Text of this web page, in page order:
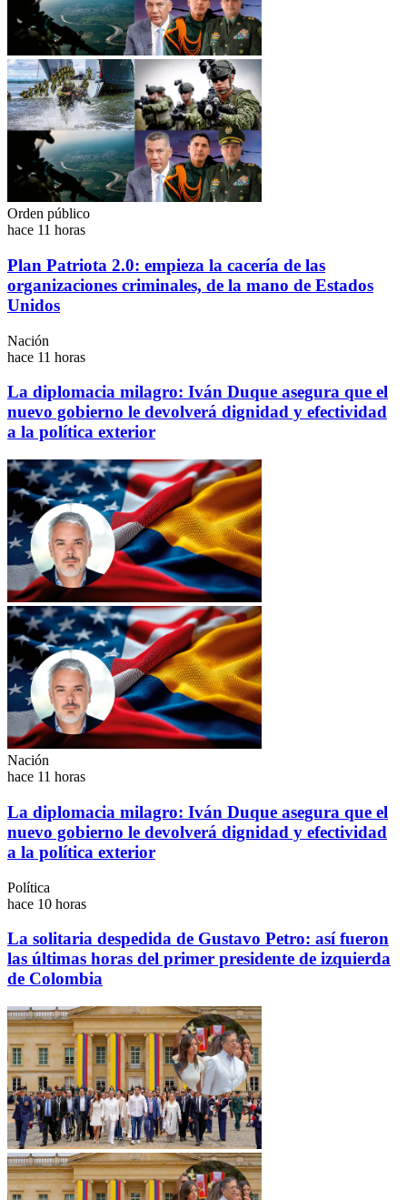
Orden público
hace 11 horas
Plan Patriota 2.0: empieza la cacería de las
organizaciones criminales, de la mano de Estados
Unidos
Nación
hace 11 horas
La diplomacia milagro: Iván Duque asegura que el
nuevo gobierno le devolverá dignidad y efectividad
a la política exterior
Nación
hace 11 horas
La diplomacia milagro: Iván Duque asegura que el
nuevo gobierno le devolverá dignidad y efectividad
a la política exterior
Política
hace 10 horas
La solitaria despedida de Gustavo Petro: así fueron
las últimas horas del primer presidente de izquierda
de Colombia